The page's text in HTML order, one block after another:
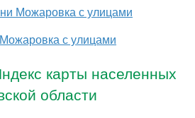
Можаровка с улицами
с улицами
карты населенных
области